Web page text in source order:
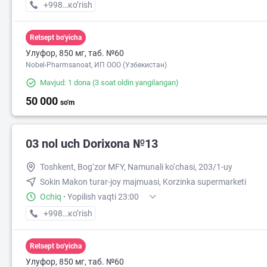
+998 (71) XXX-XX-XX
кo’rish
Retsept bo'yicha
Улуфор, 850 мг, таб. №60
Nobel-Pharmsanoat, ИП ООО (Узбекистан)
Mavjud: 1 dona (3 soat oldin yangilangan)
50 000 so'm
03 nol uch Dorixona №13
Toshkent, Bog‘zor MFY, Namunali ko‘chasi, 203/1-uy
Sokin Makon turar-joy majmuasi, Korzinka supermarketi
Ochiq · Yopilish vaqti 23:00
+998 (77) XXX-XX-XX
кo’rish
Retsept bo'yicha
Улуфор, 850 мг, таб. №60